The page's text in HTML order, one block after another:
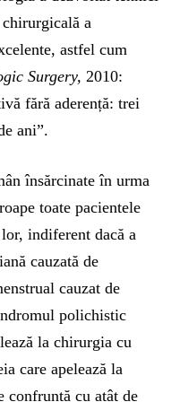
a
astfel cum
Surgery, 2010:
fără aderență: trei
ani”.
însărcinate în urma
toate pacientele
indiferent dacă a
cauzată de
cauzat de
polichistic
la chirurgia cu
care apelează la
confruntă cu atât de